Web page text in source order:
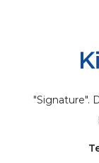
"Signature".